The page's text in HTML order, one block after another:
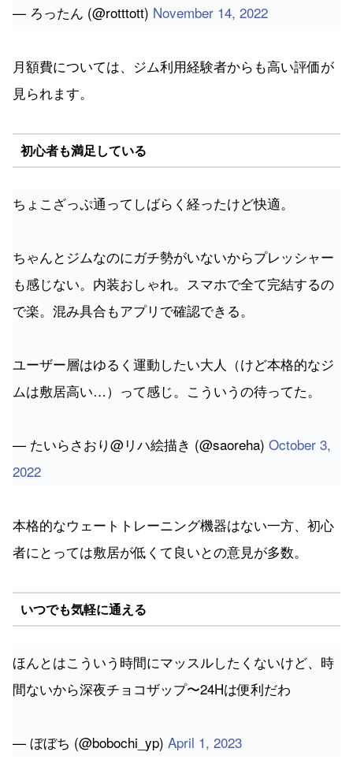
— ろったん (@rotttott) November 14, 2022
月額費については、ジム利用経験者からも高い評価が
見られます。
初心者も満足している
ちょこざっぷ通ってしばらく経ったけど快適。
ちゃんとジムなのにガチ勢がいないからプレッシャー
も感じない。内装おしゃれ。スマホで全て完結するの
で楽。混み具合もアプリで確認できる。
ユーザー層はゆるく運動したい大人（けど本格的なジ
ムは敷居高い…）って感じ。こういうの待ってた。
— たいらさおり@リハ絵描き (@saoreha) October 3,
2022
本格的なウェートトレーニング機器はない一方、初心
者にとっては敷居が低くて良いとの意見が多数。
いつでも気軽に通える
ほんとはこういう時間にマッスルしたくないけど、時
間ないから深夜チョコザップ〜24Hは便利だわ
— ぼぼち (@bobochi_yp) April 1, 2023